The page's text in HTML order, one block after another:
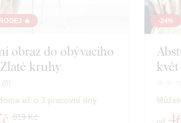
🔥
obraz do obývacího
kruhy
(0)
už o 3 pracovní dny
819 Kč
-24%
květ